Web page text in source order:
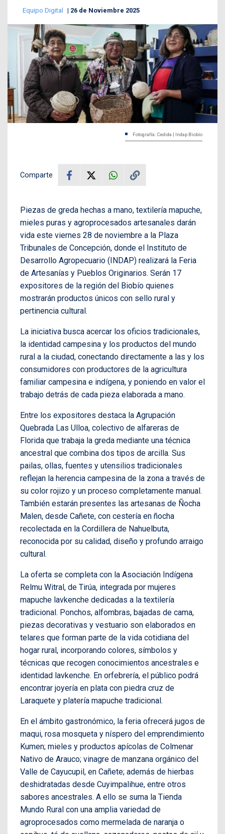
Equipo Digital 26 de Noviembre 2025
Fotografía: Cedida | Indap Biobío
Comparte
Piezas de greda hechas a mano, textilería mapuche,
mieles puras y agroprocesados artesanales darán
vida este viernes 28 de noviembre a la Plaza
Tribunales de Concepción, donde el Instituto de
Desarrollo Agropecuario (INDAP) realizará la Feria
de Artesanías y Pueblos Originarios. Serán 17
expositores de la región del Biobío quienes
mostrarán productos únicos con sello rural y
pertinencia cultural.
La iniciativa busca acercar los oficios tradicionales,
la identidad campesina y los productos del mundo
rural a la ciudad, conectando directamente a las y los
consumidores con productores de la agricultura
familiar campesina e indígena, y poniendo en valor el
trabajo detrás de cada pieza elaborada a mano.
Entre los expositores destaca la Agrupación
Quebrada Las Ulloa, colectivo de alfareras de
Florida que trabaja la greda mediante una técnica
ancestral que combina dos tipos de arcilla. Sus
pailas, ollas, fuentes y utensilios tradicionales
reflejan la herencia campesina de la zona a través de
su color rojizo y un proceso completamente manual.
También estarán presentes las artesanas de Ñocha
Malen, desde Cañete, con cestería en ñocha
recolectada en la Cordillera de Nahuelbuta,
reconocida por su calidad, diseño y profundo arraigo
cultural.
La oferta se completa con la Asociación Indígena
Relmu Witral, de Tirúa, integrada por mujeres
mapuche lavkenche dedicadas a la textilería
tradicional. Ponchos, alfombras, bajadas de cama,
piezas decorativas y vestuario son elaborados en
telares que forman parte de la vida cotidiana del
hogar rural, incorporando colores, símbolos y
técnicas que recogen conocimientos ancestrales e
identidad lavkenche. En orfebrería, el público podrá
encontrar joyería en plata con piedra cruz de
Laraquete y platería mapuche tradicional.
En el ámbito gastronómico, la feria ofrecerá jugos de
maqui, rosa mosqueta y níspero del emprendimiento
Kumen; mieles y productos apícolas de Colmenar
Nativo de Arauco; vinagre de manzana orgánico del
Valle de Cayucupil, en Cañete; además de hierbas
deshidratadas desde Cuyimpalihue, entre otros
sabores ancestrales. A ello se suma la Tienda
Mundo Rural con una amplia variedad de
agroprocesados como mermelada de naranja o